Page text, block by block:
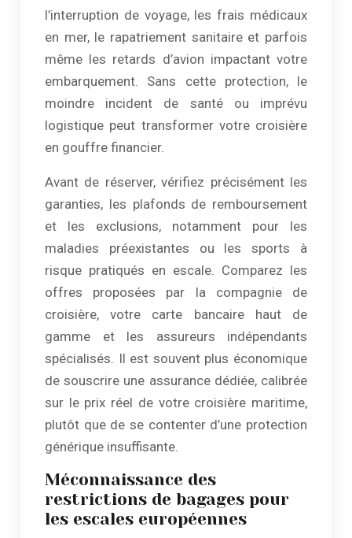
l’interruption de voyage, les frais médicaux
en mer, le rapatriement sanitaire et parfois
même les retards d’avion impactant votre
embarquement. Sans cette protection, le
moindre incident de santé ou imprévu
logistique peut transformer votre croisière
en gouffre financier.
Avant de réserver, vérifiez précisément les
garanties, les plafonds de remboursement
et les exclusions, notamment pour les
maladies préexistantes ou les sports à
risque pratiqués en escale. Comparez les
offres proposées par la compagnie de
croisière, votre carte bancaire haut de
gamme et les assureurs indépendants
spécialisés. Il est souvent plus économique
de souscrire une assurance dédiée, calibrée
sur le prix réel de votre croisière maritime,
plutôt que de se contenter d’une protection
générique insuffisante.
Méconnaissance des
restrictions de bagages pour
les escales européennes